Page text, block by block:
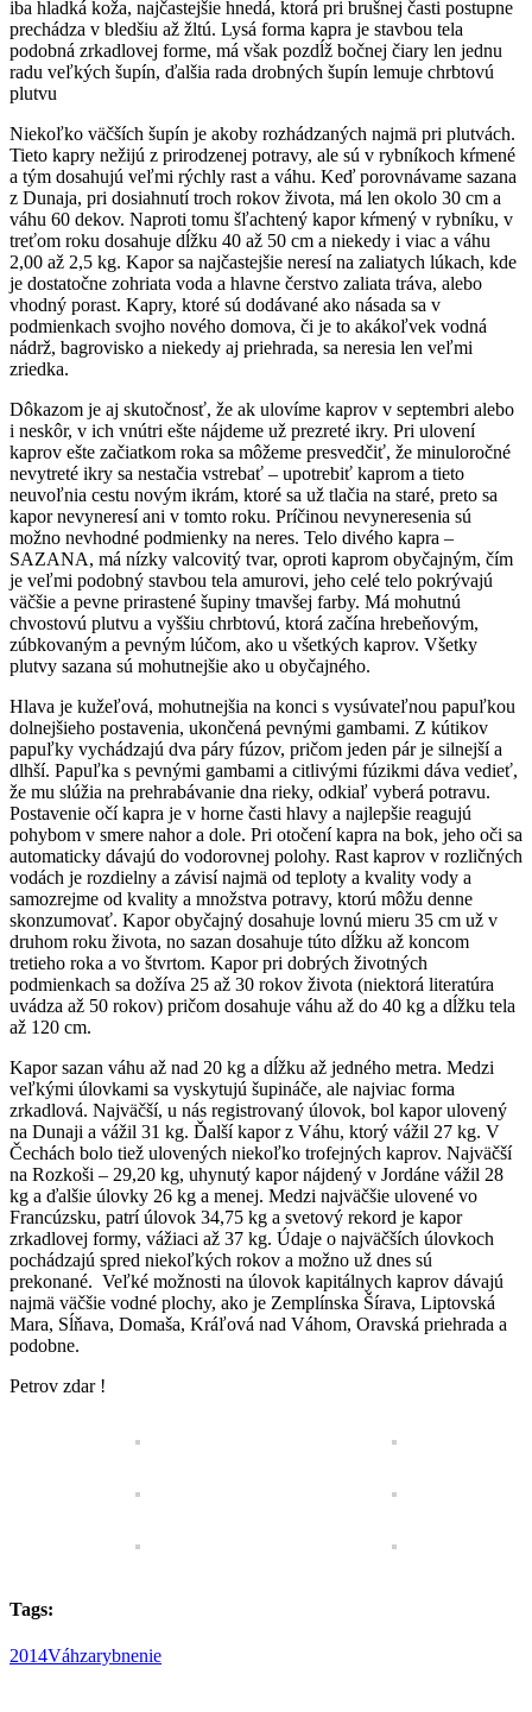
iba hladká koža, najčastejšie hnedá, ktorá pri brušnej časti postupne
prechádza v bledšiu až žltú. Lysá forma kapra je stavbou tela
podobná zrkadlovej forme, má však pozdĺž bočnej čiary len jednu
radu veľkých šupín, ďalšia rada drobných šupín lemuje chrbtovú
plutvu
Niekoľko väčších šupín je akoby rozhádzaných najmä pri plutvách.
Tieto kapry nežijú z prirodzenej potravy, ale sú v rybníkoch kŕmené
a tým dosahujú veľmi rýchly rast a váhu. Keď porovnávame sazana
z Dunaja, pri dosiahnutí troch rokov života, má len okolo 30 cm a
váhu 60 dekov. Naproti tomu šľachtený kapor kŕmený v rybníku, v
treťom roku dosahuje dĺžku 40 až 50 cm a niekedy i viac a váhu
2,00 až 2,5 kg. Kapor sa najčastejšie neresí na zaliatych lúkach, kde
je dostatočne zohriata voda a hlavne čerstvo zaliata tráva, alebo
vhodný porast. Kapry, ktoré sú dodávané ako násada sa v
podmienkach svojho nového domova, či je to akákoľvek vodná
nádrž, bagrovisko a niekedy aj priehrada, sa neresia len veľmi
zriedka.
Dôkazom je aj skutočnosť, že ak ulovíme kaprov v septembri alebo
i neskôr, v ich vnútri ešte nájdeme už prezreté ikry. Pri ulovení
kaprov ešte začiatkom roka sa môžeme presvedčiť, že minuloročné
nevytreté ikry sa nestačia vstrebať – upotrebiť kaprom a tieto
neuvoľnia cestu novým ikrám, ktoré sa už tlačia na staré, preto sa
kapor nevyneresí ani v tomto roku. Príčinou nevyneresenia sú
možno nevhodné podmienky na neres. Telo divého kapra –
SAZANA, má nízky valcovitý tvar, oproti kaprom obyčajným, čím
je veľmi podobný stavbou tela amurovi, jeho celé telo pokrývajú
väčšie a pevne prirastené šupiny tmavšej farby. Má mohutnú
chvostovú plutvu a vyššiu chrbtovú, ktorá začína hrebeňovým,
zúbkovaným a pevným lúčom, ako u všetkých kaprov. Všetky
plutvy sazana sú mohutnejšie ako u obyčajného.
Hlava je kužeľová, mohutnejšia na konci s vysúvateľnou papuľkou
dolnejšieho postavenia, ukončená pevnými gambami. Z kútikov
papuľky vychádzajú dva páry fúzov, pričom jeden pár je silnejší a
dlhší. Papuľka s pevnými gambami a citlivými fúzikmi dáva vedieť,
že mu slúžia na prehrabávanie dna rieky, odkiaľ vyberá potravu.
Postavenie očí kapra je v horne časti hlavy a najlepšie reagujú
pohybom v smere nahor a dole. Pri otočení kapra na bok, jeho oči sa
automaticky dávajú do vodorovnej polohy. Rast kaprov v rozličných
vodách je rozdielny a závisí najmä od teploty a kvality vody a
samozrejme od kvality a množstva potravy, ktorú môžu denne
skonzumovať. Kapor obyčajný dosahuje lovnú mieru 35 cm už v
druhom roku života, no sazan dosahuje túto dĺžku až koncom
tretieho roka a vo štvrtom. Kapor pri dobrých životných
podmienkach sa dožíva 25 až 30 rokov života (niektorá literatúra
uvádza až 50 rokov) pričom dosahuje váhu až do 40 kg a dĺžku tela
až 120 cm.
Kapor sazan váhu až nad 20 kg a dĺžku až jedného metra. Medzi
veľkými úlovkami sa vyskytujú šupináče, ale najviac forma
zrkadlová. Najväčší, u nás registrovaný úlovok, bol kapor ulovený
na Dunaji a vážil 31 kg. Ďalší kapor z Váhu, ktorý vážil 27 kg. V
Čechách bolo tiež ulovených niekoľko trofejných kaprov. Najväčší
na Rozkoši – 29,20 kg, uhynutý kapor nájdený v Jordáne vážil 28
kg a ďalšie úlovky 26 kg a menej. Medzi najväčšie ulovené vo
Francúzsku, patrí úlovok 34,75 kg a svetový rekord je kapor
zrkadlovej formy, vážiaci až 37 kg. Údaje o najväčších úlovkoch
pochádzajú spred niekoľkých rokov a možno už dnes sú
prekonané. Veľké možnosti na úlovok kapitálnych kaprov dávajú
najmä väčšie vodné plochy, ako je Zemplínska Šírava, Liptovská
Mara, Sĺňava, Domaša, Kráľová nad Váhom, Oravská priehrada a
podobne.
Petrov zdar !
Tags:
2014Váhzarybnenie